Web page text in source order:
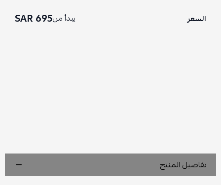
السعر يبدأ من695 SAR
تفاصيل المنتج